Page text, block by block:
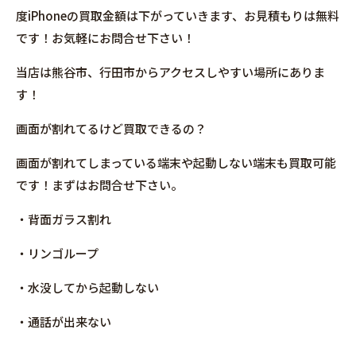
度iPhoneの買取金額は下がっていきます、お見積もりは無料
です！お気軽にお問合せ下さい！
当店は熊谷市、行田市からアクセスしやすい場所にありま
す！
画面が割れてるけど買取できるの？
画面が割れてしまっている端末や起動しない端末も買取可能
です！まずはお問合せ下さい。
・背面ガラス割れ
・リンゴループ
・水没してから起動しない
・通話が出来ない